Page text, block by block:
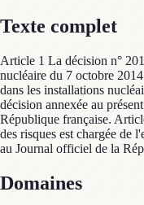
Texte complet
Article 1 La décision n°
nucléaire du 7 octobre
dans les installations
décision annexée au
République française.
des risques est chargée de
au Journal officiel de la
Domaines